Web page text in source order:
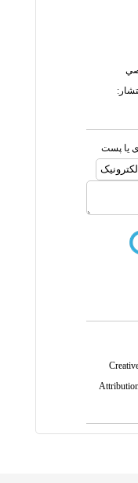
10 | پذیرش: 1397/12/11 | انتشار:
یا پست